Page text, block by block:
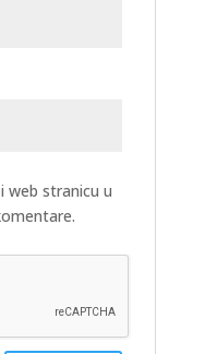
web stranicu u